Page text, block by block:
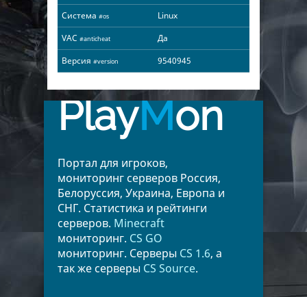
Система #os
Linux
VAC #anticheat
Да
Версия #version 9540945
PlayMon
Портал для игроков,
мониторинг серверов Россия,
Белоруссия, Украина, Европа и
СНГ. Статистика и рейтинги
серверов. Minecraft
мониторинг. CS GO
мониторинг. Серверы CS 1.6, а
так же серверы CS Source.